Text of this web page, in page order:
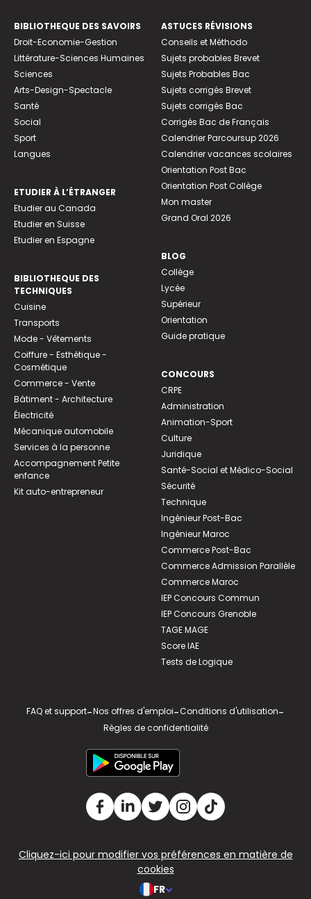
BIBLIOTHEQUE DES SAVOIRS
Droit-Economie-Gestion
Littérature-Sciences Humaines
Sciences
Arts-Design-Spectacle
Santé
Social
Sport
Langues
ETUDIER À L’ÉTRANGER
Etudier au Canada
Etudier en Suisse
Etudier en Espagne
BIBLIOTHEQUE DES
TECHNIQUES
Cuisine
Transports
Mode - Vêtements
Coiffure - Esthétique -
Cosmétique
Commerce - Vente
Bâtiment - Architecture
Électricité
Mécanique automobile
Services à la personne
Accompagnement Petite
enfance
Kit auto-entrepreneur
ASTUCES RÉVISIONS
Conseils et Méthodo
Sujets probables Brevet
Sujets Probables Bac
Sujets corrigés Brevet
Sujets corrigés Bac
Corrigés Bac de Français
Calendrier Parcoursup 2026
Calendrier vacances scolaires
Orientation Post Bac
Orientation Post Collège
Mon master
Grand Oral 2026
BLOG
Collège
Lycée
Supérieur
Orientation
Guide pratique
CONCOURS
CRPE
Administration
Animation-Sport
Culture
Juridique
Santé-Social et Médico-Social
Sécurité
Technique
Ingénieur Post-Bac
Ingénieur Maroc
Commerce Post-Bac
Commerce Admission Parallèle
Commerce Maroc
IEP Concours Commun
IEP Concours Grenoble
TAGE MAGE
Score IAE
Tests de Logique
FAQ et support-Nos offres d'emploi-Conditions d'utilisation-
Règles de confidentialité
Cliquez-ici pour modifier vos préférences en matière de
cookies
FR